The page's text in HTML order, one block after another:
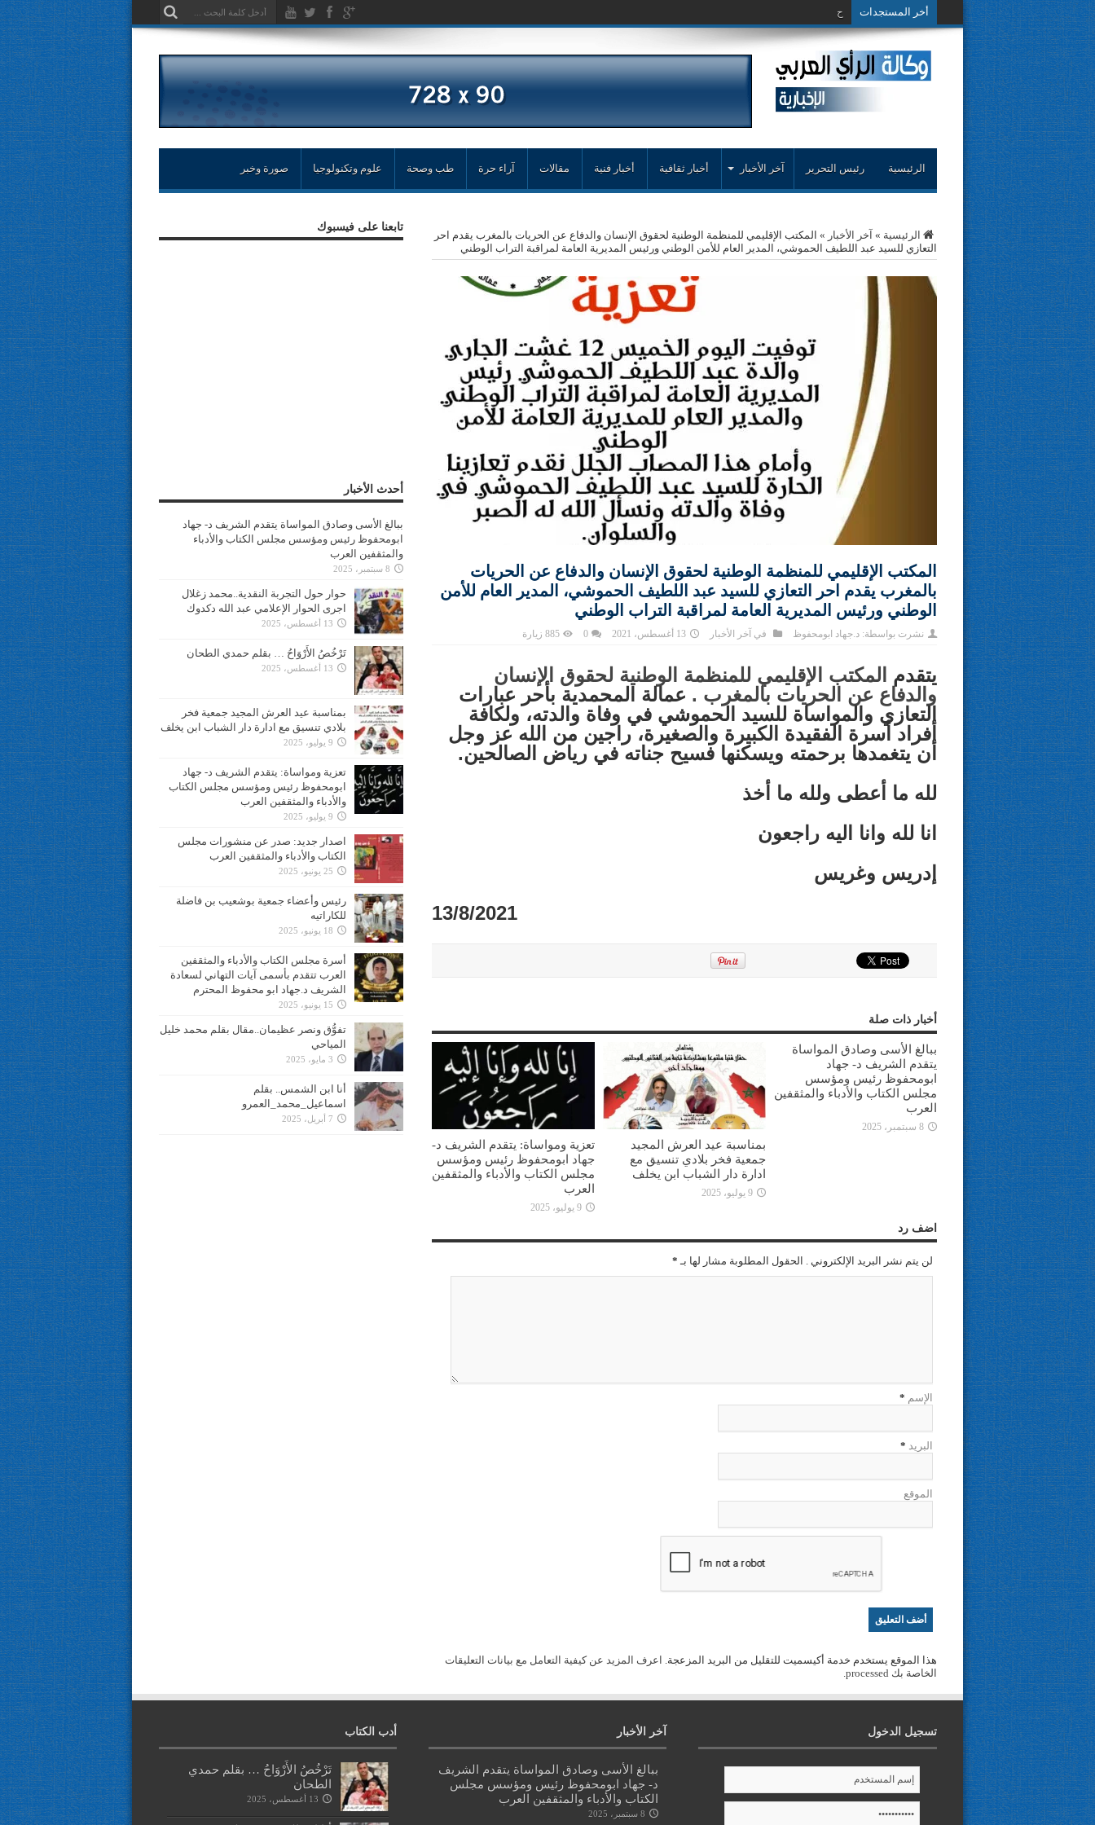
أخر المستجدات حوار حول التجربة النقد
الرئيسية رئيس التحرير آخر الأخبار أخبار ثقافية أخبار فنية مقالات آراء حرة طب وصحة علوم وتكنولوجيا صورة وخبر
الرئيسية » آخر الأخبار » المكتب الإقليمي للمنظمة الوطنية لحقوق الإنسان والدفاع عن الحريات بالمغرب يقدم احر
التعازي للسيد عبد اللطيف الحموشي، المدير العام للأمن الوطني ورئيس المديرية العامة لمراقبة التراب الوطني
المكتب الإقليمي للمنظمة الوطنية لحقوق الإنسان والدفاع عن الحريات
بالمغرب يقدم احر التعازي للسيد عبد اللطيف الحموشي، المدير العام للأمن
الوطني ورئيس المديرية العامة لمراقبة التراب الوطني
نشرت بواسطة:د.جهاد ابومحفوظ في آخر الأخبار 13 أغسطس، 2021 0 885 زيارة
يتقدم المكتب الإقليمي للمنظمة الوطنية لحقوق الإنسان
والدفاع عن الحريات بالمغرب . عمالة المحمدية بأحر عبارات
التعازي والمواساة للسيد الحموشي في وفاة والدته، ولكافة
أفراد أسرة الفقيدة الكبيرة والصغيرة، راجين من الله عز وجل
أن يتغمدها برحمته ويسكنها فسيح جناته في رياض الصالحين.
لله ما أعطى ولله ما أخذ
انا لله وانا اليه راجعون
إدريس وغريس
13/8/2021
أخبار ذات صلة
ببالغ الأسى وصادق المواساة
يتقدم الشريف د- جهاد
ابومحفوظ رئيس ومؤسس
مجلس الكتاب والأدباء والمثقفين
العرب
8 سبتمبر، 2025
بمناسبة عيد العرش المجيد
جمعية فخر بلادي تنسيق مع
ادارة دار الشباب ابن يخلف
9 يوليو، 2025
تعزية ومواساة: يتقدم الشريف د-
جهاد ابومحفوظ رئيس ومؤسس
مجلس الكتاب والأدباء والمثقفين
العرب
9 يوليو، 2025
اضف رد
لن يتم نشر البريد الإلكتروني . الحقول المطلوبة مشار لها بـ *
الإسم *
البريد *
الموقع
هذا الموقع يستخدم خدمة أكيسميت للتقليل من البريد المزعجة. اعرف المزيد عن كيفية التعامل مع بيانات التعليقات
الخاصة بك processed
.
تابعنا على فيسبوك
أحدث الأخبار
ببالغ الأسى وصادق المواساة يتقدم الشريف د- جهاد
ابومحفوظ رئيس ومؤسس مجلس الكتاب والأدباء
والمثقفين العرب
8 سبتمبر، 2025
حوار حول التجربة النقدية..محمد زغلال
اجرى الحوار الإعلامي عبد الله دكدوك
13 أغسطس، 2025
تَرْخُصُ الأَرْوَاحُ … بقلم حمدي الطحان
13 أغسطس، 2025
بمناسبة عيد العرش المجيد جمعية فخر
بلادي تنسيق مع ادارة دار الشباب ابن يخلف
9 يوليو، 2025
تعزية ومواساة: يتقدم الشريف د- جهاد
ابومحفوظ رئيس ومؤسس مجلس الكتاب
والأدباء والمثقفين العرب
9 يوليو، 2025
اصدار جديد: صدر عن منشورات مجلس
الكتاب والأدباء والمثقفين العرب
25 يونيو، 2025
رئيس وأعضاء جمعية بوشعيب بن فاضلة
للكاراتيه
18 يونيو، 2025
أسرة مجلس الكتاب والأدباء والمثقفين
العرب تتقدم بأسمى آيات التهاني لسعادة
الشريف د.جهاد ابو محفوظ المحترم
15 يونيو، 2025
تفوُّق ونصر عظيمان..مقال بقلم محمد خليل
المياحي
3 مايو، 2025
أنا ابن الشمس.. بقلم
اسماعيل_محمد_العمرو
7 أبريل، 2025
تسجيل الدخول آخر الأخبار
ببالغ الأسى وصادق المواساة يتقدم الشريف
د- جهاد ابومحفوظ رئيس ومؤسس مجلس
الكتاب والأدباء والمثقفين العرب
8 سبتمبر، 2025
أدب الكتاب
تَرْخُصُ الأَرْوَاحُ … بقلم حمدي
الطحان
13 أغسطس، 2025